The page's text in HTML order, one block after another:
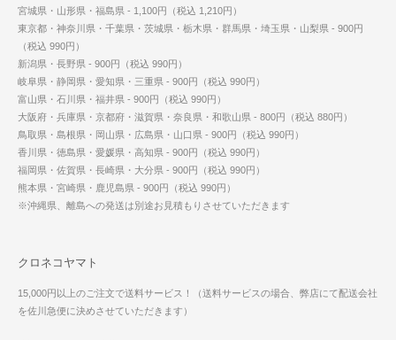
宮城県・山形県・福島県 - 1,100円（税込 1,210円）
東京都・神奈川県・千葉県・茨城県・栃木県・群馬県・埼玉県・山梨県 - 900円
（税込 990円）
新潟県・長野県 - 900円（税込 990円）
岐阜県・静岡県・愛知県・三重県 - 900円（税込 990円）
富山県・石川県・福井県 - 900円（税込 990円）
大阪府・兵庫県・京都府・滋賀県・奈良県・和歌山県 - 800円（税込 880円）
鳥取県・島根県・岡山県・広島県・山口県 - 900円（税込 990円）
香川県・徳島県・愛媛県・高知県 - 900円（税込 990円）
福岡県・佐賀県・長崎県・大分県 - 900円（税込 990円）
熊本県・宮崎県・鹿児島県 - 900円（税込 990円）
※沖縄県、離島への発送は別途お見積もりさせていただきます
クロネコヤマト
15,000円以上のご注文で送料サービス！（送料サービスの場合、弊店にて配送会社
を佐川急便に決めさせていただきます）